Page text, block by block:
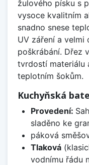
žulového písku s
vysoce kvalitním
snadno snese
UV záření a
poškrábání. Dřez
tvrdostí materiálu
teplotním šokům.
Kuchyňská
Provedení:
sladěno ke
páková
Tlaková
vodnímu řádu